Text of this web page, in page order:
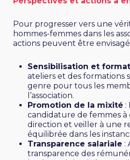
Pour progresser vers une
hommes-femmes dans les
actions peuvent être
Sensibilisation et
ateliers et des formations
genre pour tous les
l’association.
Promotion de la mixité :
candidature de femmes à
direction et veiller à une
équilibrée dans les
Transparence salariale :
transparence des